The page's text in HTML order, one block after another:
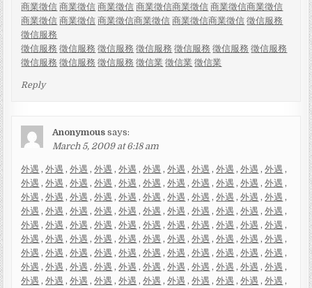
商業徵信 商業徵信 商業徵信 商業徵信商業徵信 商業徵信商業徵信
商業徵信 商業徵信 商業徵信商業徵信 商業徵信商業徵信 徵信服務
徵信服務
徵信服務 徵信服務 徵信服務 徵信服務 徵信服務 徵信服務 徵信服務
徵信服務 徵信服務 徵信服務 徵信業 徵信業 徵信業
Reply
Anonymous says:
March 5, 2009 at 6:18 am
外遇 ,外遇 ,外遇 ,外遇 ,外遇 ,外遇 ,外遇 ,外遇 ,外遇 ,外遇 ,外遇 ,
外遇 ,外遇 ,外遇 ,外遇 ,外遇 ,外遇 ,外遇 ,外遇 ,外遇 ,外遇 ,外遇 ,
外遇 ,外遇 ,外遇 ,外遇 ,外遇 ,外遇 ,外遇 ,外遇 ,外遇 ,外遇 ,外遇 ,
外遇 ,外遇 ,外遇 ,外遇 ,外遇 ,外遇 ,外遇 ,外遇 ,外遇 ,外遇 ,外遇 ,
外遇 ,外遇 ,外遇 ,外遇 ,外遇 ,外遇 ,外遇 ,外遇 ,外遇 ,外遇 ,外遇 ,
外遇 ,外遇 ,外遇 ,外遇 ,外遇 ,外遇 ,外遇 ,外遇 ,外遇 ,外遇 ,外遇 ,
外遇 ,外遇 ,外遇 ,外遇 ,外遇 ,外遇 ,外遇 ,外遇 ,外遇 ,外遇 ,外遇 ,
外遇 ,外遇 ,外遇 ,外遇 ,外遇 ,外遇 ,外遇 ,外遇 ,外遇 ,外遇 ,外遇 ,
外遇 ,外遇 ,外遇 ,外遇 ,外遇 ,外遇 ,外遇 ,外遇 ,外遇 ,外遇 ,外遇 ,